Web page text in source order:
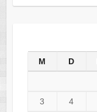
M D
3 4